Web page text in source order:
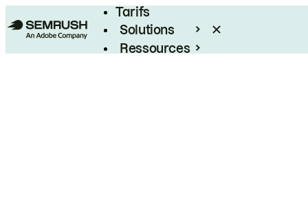
Tarifs
Solutions
Ressources